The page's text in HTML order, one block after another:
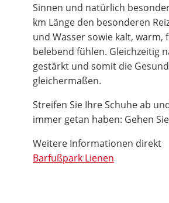
Sinnen und natürlich
km Länge den besonderen
und Wasser sowie kalt,
belebend fühlen. Gleichzeitig
gestärkt und somit die
gleichermaßen.
Streifen Sie Ihre Schuhe ab
immer getan haben: Gehen
Weitere Informationen direkt
Barfußpark Lienen